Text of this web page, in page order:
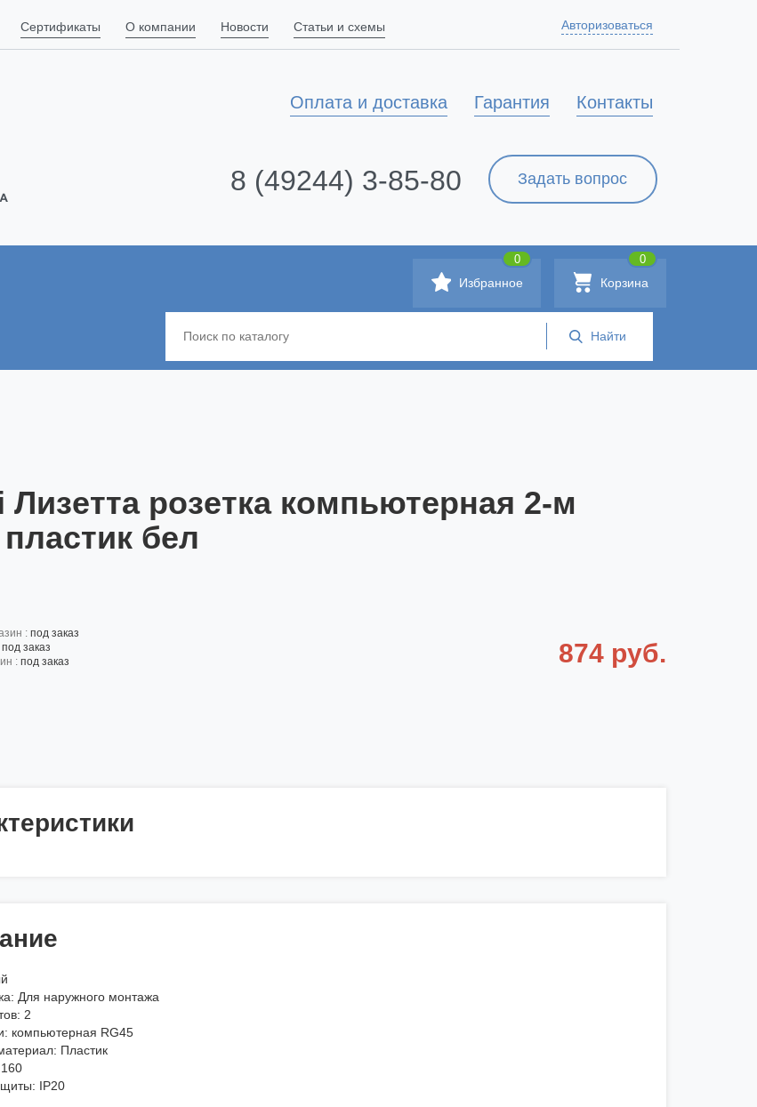
Сертификаты О компании Новости Статьи и схемы Авторизоваться
Контакты
Гарантия
Оплата и доставка
Задать вопрос
8 (49244) 3-85-80
Корзина
0
Избранное
0
Лизетта розетка компьютерная 2-м
бел
: под заказ
под заказ
: под заказ 874 руб.
Для наружного монтажа
2
компьютерная RG45
Пластик
IP20